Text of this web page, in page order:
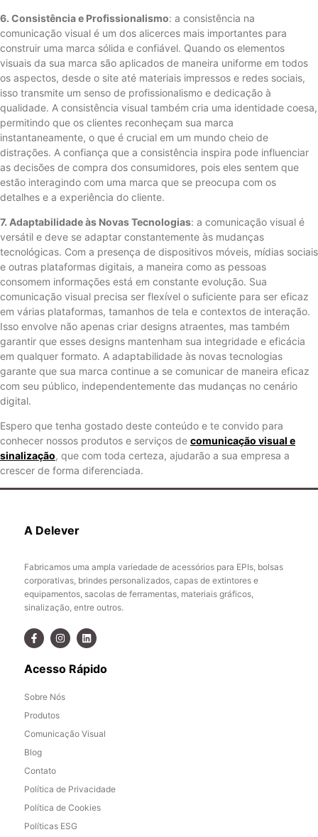
6. Consistência e Profissionalismo: a consistência na
comunicação visual é um dos alicerces mais importantes para
construir uma marca sólida e confiável. Quando os elementos
visuais da sua marca são aplicados de maneira uniforme em todos
os aspectos, desde o site até materiais impressos e redes sociais,
isso transmite um senso de profissionalismo e dedicação à
qualidade. A consistência visual também cria uma identidade coesa,
permitindo que os clientes reconheçam sua marca
instantaneamente, o que é crucial em um mundo cheio de
distrações. A confiança que a consistência inspira pode influenciar
as decisões de compra dos consumidores, pois eles sentem que
estão interagindo com uma marca que se preocupa com os
detalhes e a experiência do cliente.
7. Adaptabilidade às Novas Tecnologias: a comunicação visual é
versátil e deve se adaptar constantemente às mudanças
tecnológicas. Com a presença de dispositivos móveis, mídias sociais
e outras plataformas digitais, a maneira como as pessoas
consomem informações está em constante evolução. Sua
comunicação visual precisa ser flexível o suficiente para ser eficaz
em várias plataformas, tamanhos de tela e contextos de interação.
Isso envolve não apenas criar designs atraentes, mas também
garantir que esses designs mantenham sua integridade e eficácia
em qualquer formato. A adaptabilidade às novas tecnologias
garante que sua marca continue a se comunicar de maneira eficaz
com seu público, independentemente das mudanças no cenário
digital.
Espero que tenha gostado deste conteúdo e te convido para
conhecer nossos produtos e serviços de comunicação visual e
sinalização, que com toda certeza, ajudarão a sua empresa a
crescer de forma diferenciada.
A Delever
Fabricamos uma ampla variedade de acessórios para EPIs, bolsas
corporativas, brindes personalizados, capas de extintores e
equipamentos, sacolas de ferramentas, materiais gráficos,
sinalização, entre outros.
Acesso Rápido
Sobre Nós
Produtos
Comunicação Visual
Blog
Contato
Política de Privacidade
Política de Cookies
Políticas ESG